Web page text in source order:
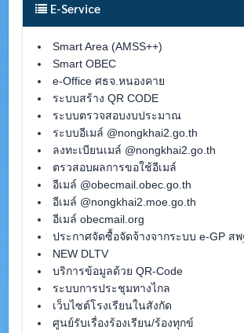
E-Service
Smart Area (AMSS++)
Smart OBEC
e-Office ศธจ.หนองคาย
ระบบสร้าง QR CODE
ระบบตรวจสอบงบประมาณ
ระบบอีเมล์ @nongkhai2.go.th
ลงทะเบียนเมล์ @nongkhai2.go.th
ตรวสอบผลการขอใช้อีเมล์
อีเมล์ @obecmail.obec.go.th
อีเมล์ @nongkhai2.moe.go.th
อีเมล์ obecmail.org
ประกาศจัดซื้อจัดจ้างจากระบบ e-GP สพ
NEW DLTV
บริการข้อมูลด้วย QR-Code
ระบบการประชุมทางไกล
เว็บไซต์โรงเรียนในสังกัด
ศูนย์รับเรื่องร้องเรียน/ร้องทุกข์